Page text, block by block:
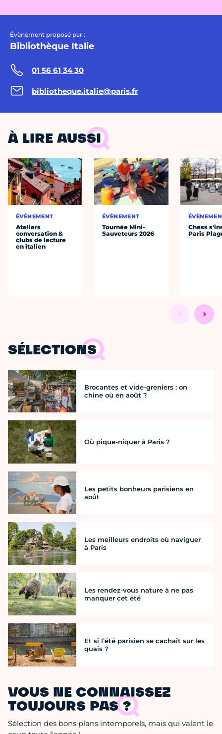
Évènement proposé par :
Bibliothèque Italie
01 56 61 34 30
bibliotheque.italie@paris.fr
À LIRE AUSSI
ÉVÈNEMENT
Ateliers
conversation &
clubs de lecture
en italien
ÉVÈNEMENT
Tournée Mini-
Sauveteurs 2026
Chess
Paris
SÉLECTIONS
Brocantes et vide-greniers : on
chine où en août ?
Où pique-niquer à Paris ?
Les petits bonheurs parisiens en
août
Les meilleurs endroits où naviguer
à Paris
Les rendez-vous nature à ne pas
manquer cet été
Et si l’été parisien se cachait sur les
quais ?
VOUS NE CONNAISSEZ
TOUJOURS PAS ?
Sélection des bons plans intemporels, mais qui valent le